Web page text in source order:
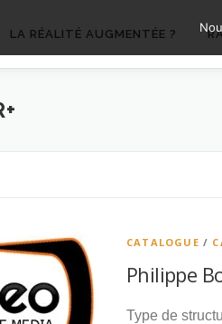
LA RÉALITÉ AUGMENTÉE ?
CATALOGUE /
Philippe
Type de